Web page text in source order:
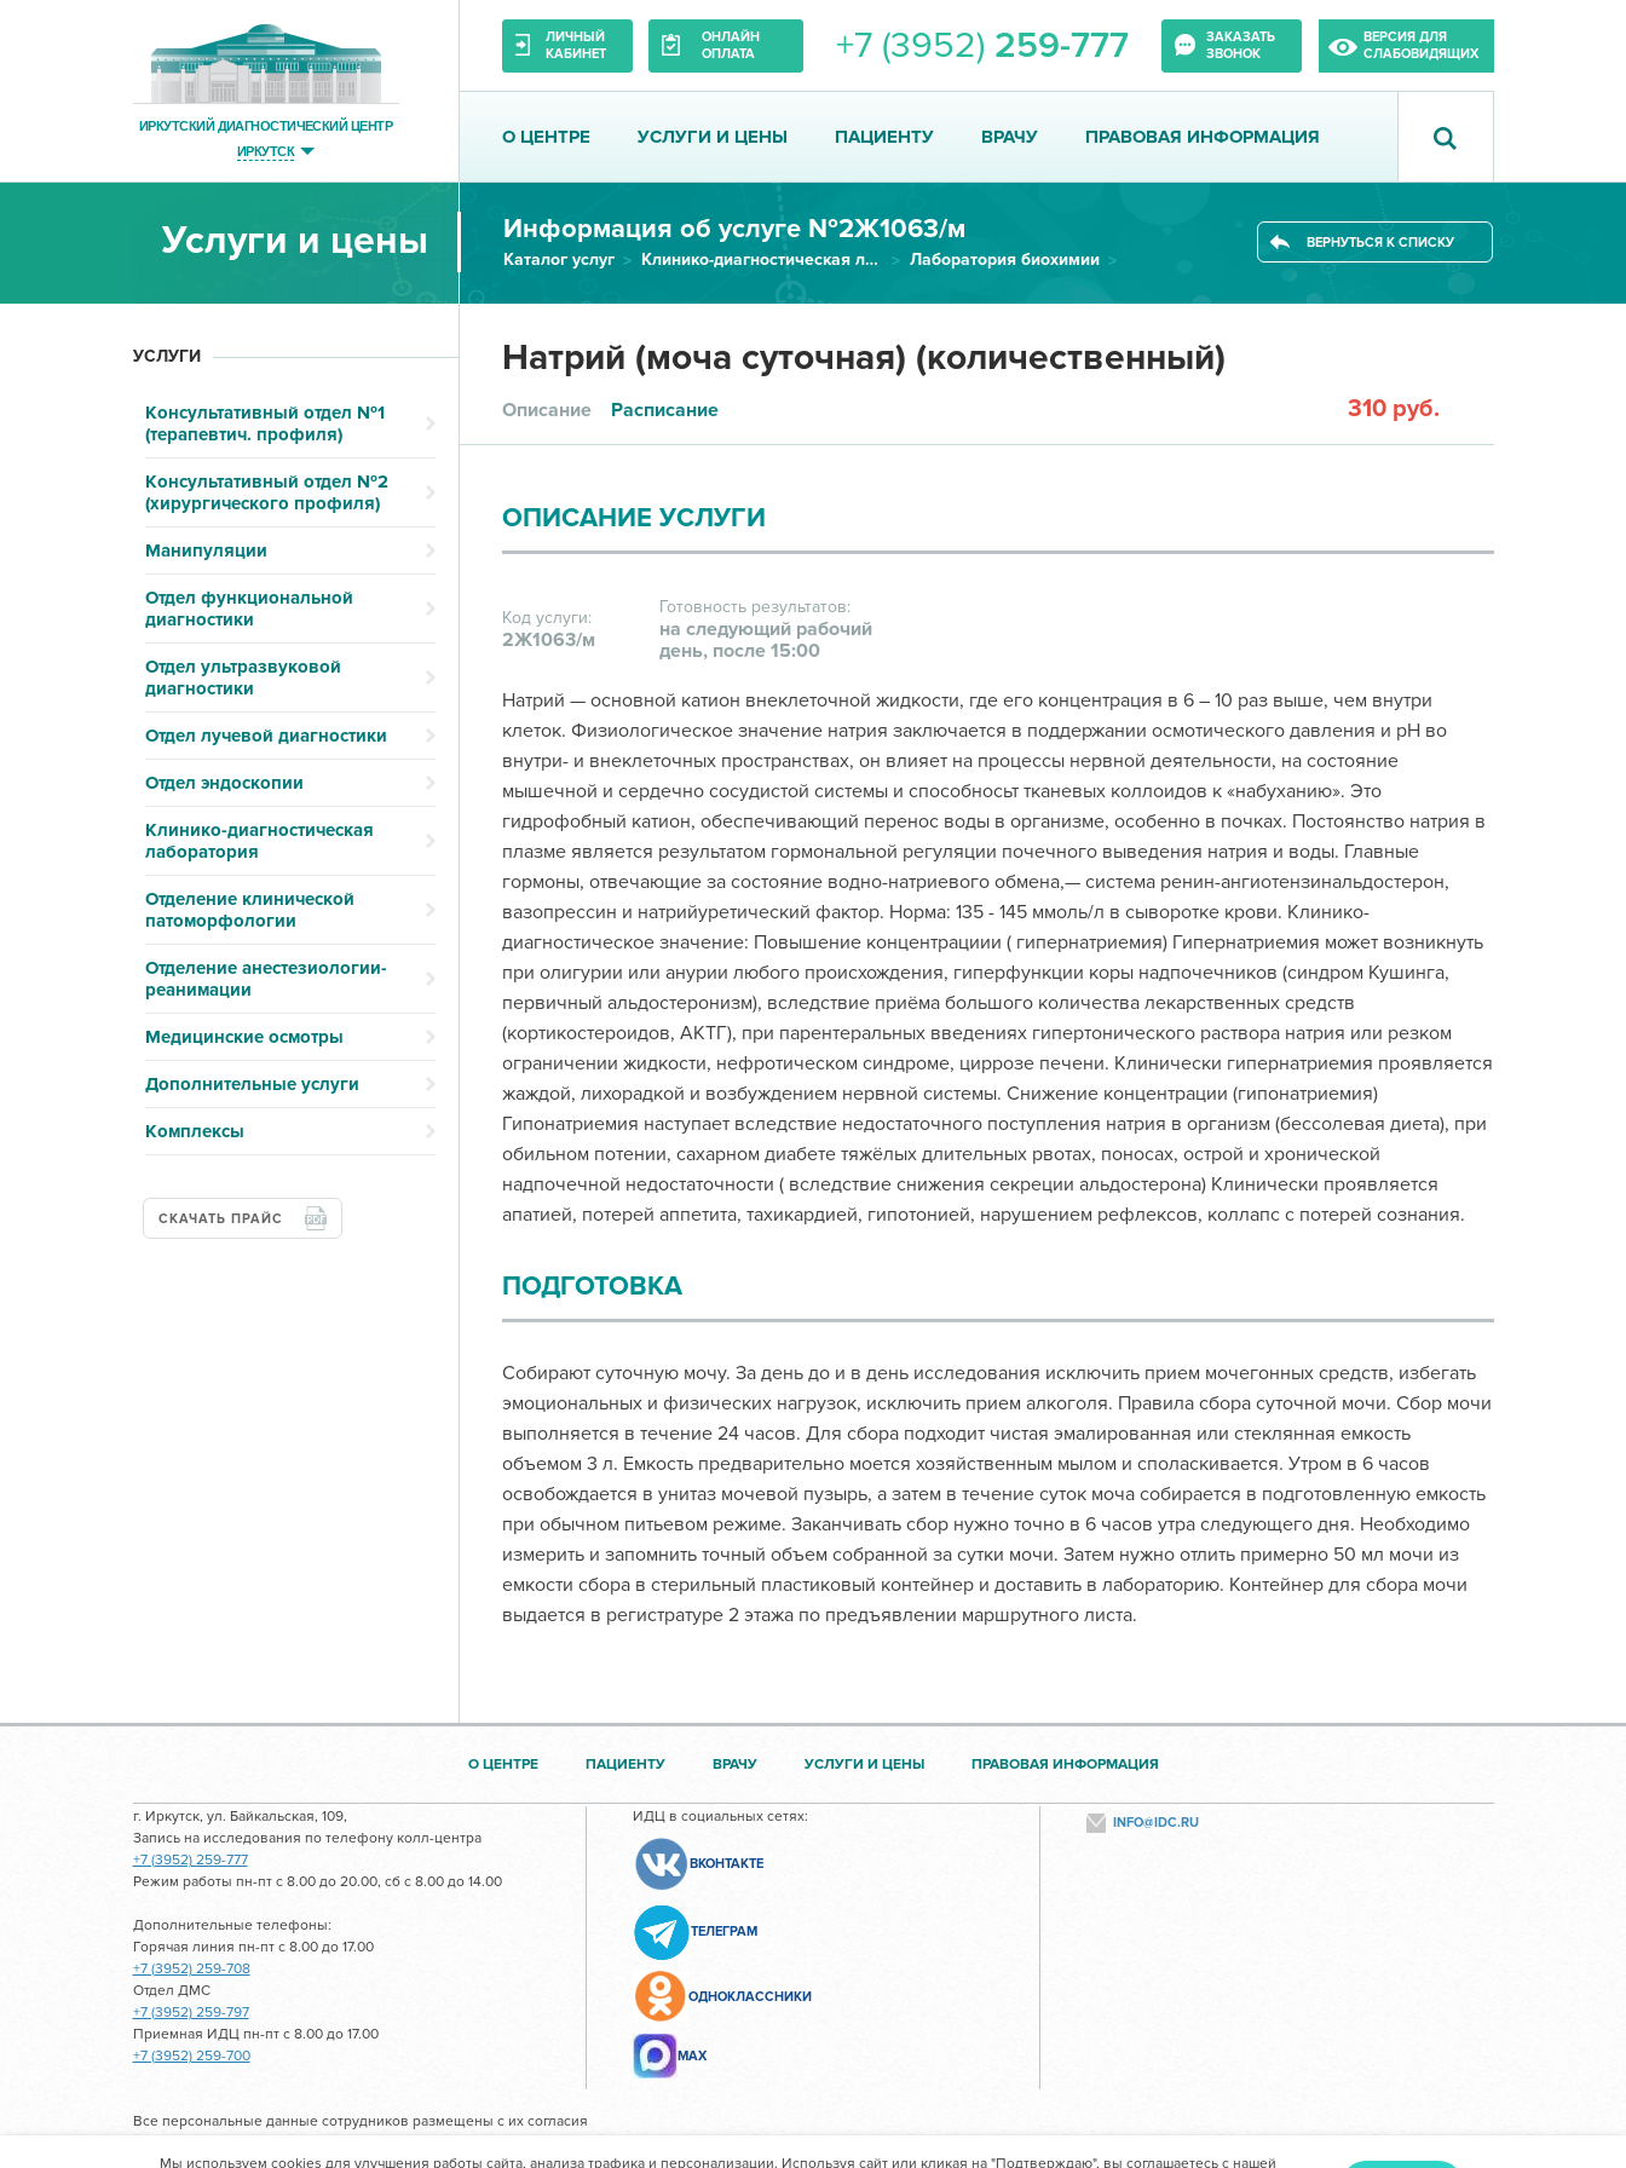
ИРКУТСКИЙ ДИАГНОСТИЧЕСКИЙ ЦЕНТР
ИРКУТСК
ЛИЧНЫЙ
КАБИНЕТ
ОНЛАЙН
ОПЛАТА
+7 (3952) 259-777
ЗАКАЗАТЬ
ЗВОНОК
ВЕРСИЯ ДЛЯ
СЛАБОВИДЯЩИХ
О ЦЕНТРЕ УСЛУГИ И ЦЕНЫ ПАЦИЕНТУ ВРАЧУ ПРАВОВАЯ ИНФОРМАЦИЯ
Услуги и цены Информация об услуге №2Ж1063/м
Каталог услуг Клинико-диагностическая лаборатория
Лаборатория биохимии
ВЕРНУТЬСЯ К СПИСКУ
УСЛУГИ
Консультативный отдел №1
(терапевтич. профиля)
Консультативный отдел №2
(хирургического профиля)
Манипуляции
Отдел функциональной
диагностики
Отдел ультразвуковой
диагностики
Отдел лучевой диагностики
Отдел эндоскопии
Клинико-диагностическая
лаборатория
Отделение клинической
патоморфологии
Отделение анестезиологии-
реанимации
Медицинские осмотры
Дополнительные услуги
Комплексы
СКАЧАТЬ ПРАЙС
Натрий (моча суточная) (количественный)
Описание Расписание 310 руб.
ОПИСАНИЕ УСЛУГИ
Код услуги:
2Ж1063/м
Готовность результатов:
на следующий рабочий
день, после 15:00
Натрий — основной катион внеклеточной жидкости, где его концентрация в 6 – 10 раз выше, чем внутри
клеток. Физиологическое значение натрия заключается в поддержании осмотического давления и рН во
внутри- и внеклеточных пространствах, он влияет на процессы нервной деятельности, на состояние
мышечной и сердечно сосудистой системы и способносьт тканевых коллоидов к «набуханию». Это
гидрофобный катион, обеспечивающий перенос воды в организме, особенно в почках. Постоянство натрия в
плазме является результатом гормональной регуляции почечного выведения натрия и воды. Главные
гормоны, отвечающие за состояние водно-натриевого обмена,— система ренин-ангиотензинальдостерон,
вазопрессин и натрийуретический фактор. Норма: 135 - 145 ммоль/л в сыворотке крови. Клинико-
диагностическое значение: Повышение концентрациии ( гипернатриемия) Гипернатриемия может возникнуть
при олигурии или анурии любого происхождения, гиперфункции коры надпочечников (синдром Кушинга,
первичный альдостеронизм), вследствие приёма большого количества лекарственных средств
(кортикостероидов, АКТГ), при парентеральных введениях гипертонического раствора натрия или резком
ограничении жидкости, нефротическом синдроме, циррозе печени. Клинически гипернатриемия проявляется
жаждой, лихорадкой и возбуждением нервной системы. Снижение концентрации (гипонатриемия)
Гипонатриемия наступает вследствие недостаточного поступления натрия в организм (бессолевая диета), при
обильном потении, сахарном диабете тяжёлых длительных рвотах, поносах, острой и хронической
надпочечной недостаточности ( вследствие снижения секреции альдостерона) Клинически проявляется
апатией, потерей аппетита, тахикардией, гипотонией, нарушением рефлексов, коллапс с потерей сознания.
ПОДГОТОВКА
Собирают суточную мочу. За день до и в день исследования исключить прием мочегонных средств, избегать
эмоциональных и физических нагрузок, исключить прием алкоголя. Правила сбора суточной мочи. Сбор мочи
выполняется в течение 24 часов. Для сбора подходит чистая эмалированная или стеклянная емкость
объемом 3 л. Емкость предварительно моется хозяйственным мылом и споласкивается. Утром в 6 часов
освобождается в унитаз мочевой пузырь, а затем в течение суток моча собирается в подготовленную емкость
при обычном питьевом режиме. Заканчивать сбор нужно точно в 6 часов утра следующего дня. Необходимо
измерить и запомнить точный объем собранной за сутки мочи. Затем нужно отлить примерно 50 мл мочи из
емкости сбора в стерильный пластиковый контейнер и доставить в лабораторию. Контейнер для сбора мочи
выдается в регистратуре 2 этажа по предъявлении маршрутного листа.
О ЦЕНТРЕ ПАЦИЕНТУ ВРАЧУ УСЛУГИ И ЦЕНЫ ПРАВОВАЯ ИНФОРМАЦИЯ
г. Иркутск, ул. Байкальская, 109,
Запись на исследования по телефону колл-центра
+7 (3952) 259-777
Режим работы пн-пт с 8.00 до 20.00, сб с 8.00 до 14.00
Дополнительные телефоны:
Горячая линия пн-пт с 8.00 до 17.00
+7 (3952) 259-708
Отдел ДМС
+7 (3952) 259-797
Приемная ИДЦ пн-пт с 8.00 до 17.00
+7 (3952) 259-700
ИДЦ в социальных сетях:
ВКОНТАКТЕ
ТЕЛЕГРАМ
ОДНОКЛАССНИКИ
МАХ
INFO@IDC.RU
Все персональные данные сотрудников размещены с их согласия
Мы используем cookies для улучшения работы сайта, анализа трафика и персонализации. Используя сайт или кликая на "Подтверждаю", вы соглашаетесь с нашей